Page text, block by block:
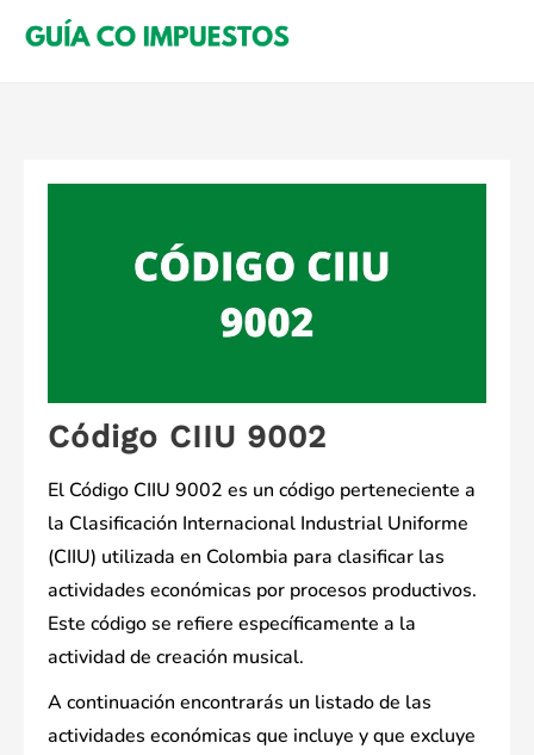
Código CIIU 9002
El Código CIIU 9002 es un código perteneciente a
la Clasificación Internacional Industrial Uniforme
(CIIU) utilizada en Colombia para clasificar las
actividades económicas por procesos productivos.
Este código se refiere específicamente a la
actividad de creación musical.
A continuación encontrarás un listado de las
actividades económicas que incluye y que excluye